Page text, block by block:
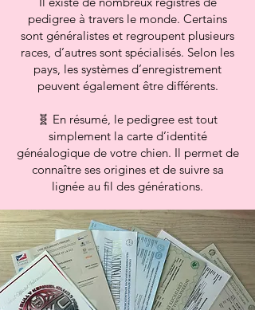
pedigree à travers le monde. Certains
sont généralistes et regroupent plusieurs
races, d’autres sont spécialisés. Selon les
pays, les systèmes d’enregistrement
peuvent également être différents.
🧬 En résumé, le pedigree est tout
simplement la carte d’identité
généalogique de votre chien. Il permet de
connaître ses origines et de suivre sa
lignée au fil des générations.